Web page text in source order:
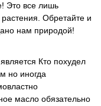
Это все лишь
растения. Обретайте и
нам природой!
Кто похудел
но иногда
масло обязательно